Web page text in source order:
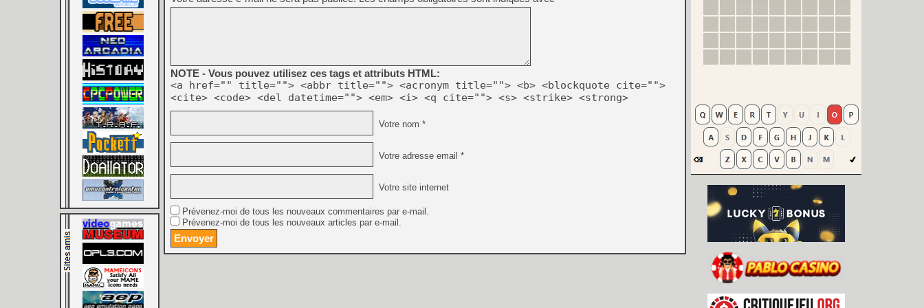
NOTE - Vous pouvez utilisez ces tags et attributs HTML:
<a href="" title=""> <abbr title=""> <acronym title=""> <b> <blockquote cite="">
<cite> <code> <del datetime=""> <em> <i> <q cite=""> <s> <strike> <strong>
Votre nom *
Votre adresse email *
Votre site internet
Prévenez-moi de tous les nouveaux commentaires par e-mail.
Prévenez-moi de tous les nouveaux articles par e-mail.